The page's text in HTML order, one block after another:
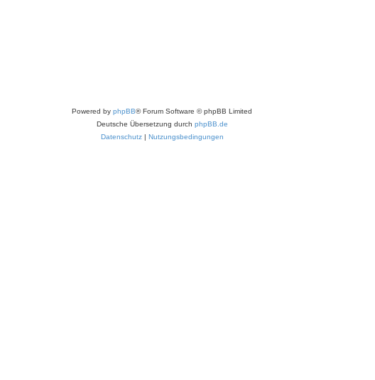
Powered by phpBB® Forum Software © phpBB Limited
Deutsche Übersetzung durch phpBB.de
Datenschutz| Nutzungsbedingungen